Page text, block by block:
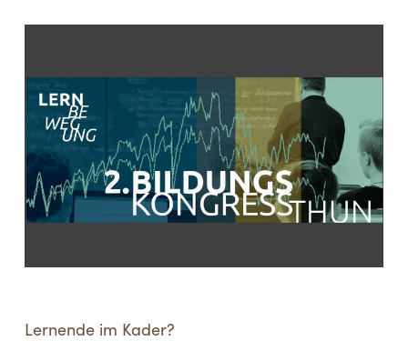
Lernende im Kader?